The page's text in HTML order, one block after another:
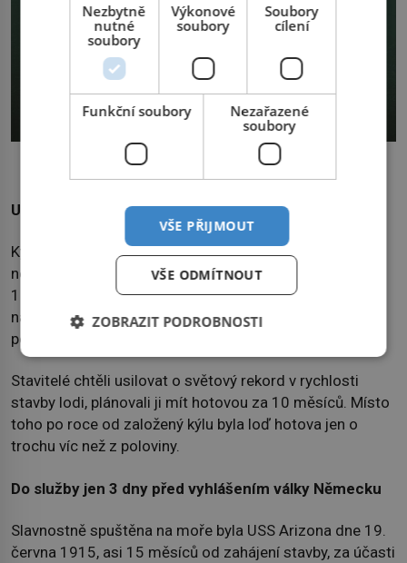
Arizona se zúčastnila pouze mírových akcí, až do osudného
útoku na Pearl Harbor.
USS Arizona – nikdy nevyřazena ze služby
Kýl bitevní lodi USS Arizona, pojmenované po tehdy
nejnovějším státu USA, jež se přidal k Unii, byl položen
16. března 1914. Slavnostního aktu se účastnil i
náměstek na ministerstvu námořnictva F. D. Roosevelt,
pozdější prezident Spojených států.
Stavitelé chtěli usilovat o světový rekord v rychlosti
stavby lodi, plánovali ji mít hotovou za 10 měsíců. Místo
toho po roce od založený kýlu byla loď hotova jen o
trochu víc než z poloviny.
Do služby jen 3 dny před vyhlášením války Německu
Slavnostně spuštěna na moře byla USS Arizona dne 19.
června 1915, asi 15 měsíců od zahájení stavby, za účasti
Nezbytně
nutné
soubory
Výkonové
soubory
Soubory
cílení
Funkční soubory
Nezařazené
soubory
VŠE PŘIJMOUT
VŠE ODMÍTNOUT
ZOBRAZIT PODROBNOSTI